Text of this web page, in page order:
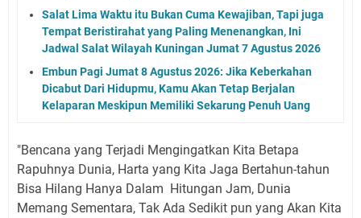
Salat Lima Waktu itu Bukan Cuma Kewajiban, Tapi juga
Tempat Beristirahat yang Paling Menenangkan, Ini
Jadwal Salat Wilayah Kuningan Jumat 7 Agustus 2026
Embun Pagi Jumat 8 Agustus 2026: Jika Keberkahan
Dicabut Dari Hidupmu, Kamu Akan Tetap Berjalan
Kelaparan Meskipun Memiliki Sekarung Penuh Uang
"Bencana yang Terjadi Mengingatkan Kita Betapa
Rapuhnya Dunia, Harta yang Kita Jaga Bertahun-tahun
Bisa Hilang Hanya Dalam Hitungan Jam, Dunia
Memang Sementara, Tak Ada Sedikit pun yang Akan Kita